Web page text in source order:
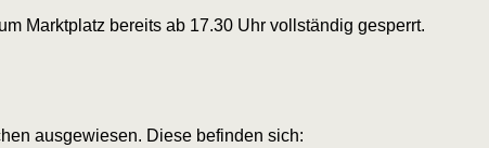
Marktplatz bereits ab 17.30 Uhr vollständig gesperrt.
ausgewiesen. Diese befinden sich: